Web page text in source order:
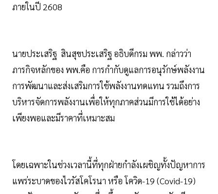
ภายในปี 2608
นายประเสริฐ สินสุขประเสริฐ อธิบดีกรม พพ. กล่าวว่า
ภารกิจหลักของ พพ.คือ การกำกับดูแลการอนุรักษ์พลังงาน
การพัฒนาและส่งเสริมการใช้พลังงานทดแทน รวมถึงการ
บริหารจัดการพลังงานเพื่อให้ทุกภาคส่วนมีการใช้ได้อย่าง
เพียงพอและมีราคาที่เหมาะสม
โดยเฉพาะในช่วงเวลานี้ที่ทุกฝ่ายกำลังเผชิญทั้งปัญหาการ
แพร่ระบาดของไวรัสโคโรนา หรือ โควิด-19 (Covid-19)